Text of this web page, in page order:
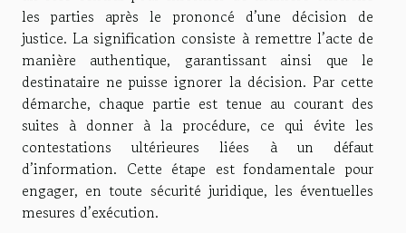
les parties après le prononcé d’une décision de
justice. La signification consiste à remettre l’acte de
manière authentique, garantissant ainsi que le
destinataire ne puisse ignorer la décision. Par cette
démarche, chaque partie est tenue au courant des
suites à donner à la procédure, ce qui évite les
contestations ultérieures liées à un défaut
d’information. Cette étape est fondamentale pour
engager, en toute sécurité juridique, les éventuelles
mesures d’exécution.